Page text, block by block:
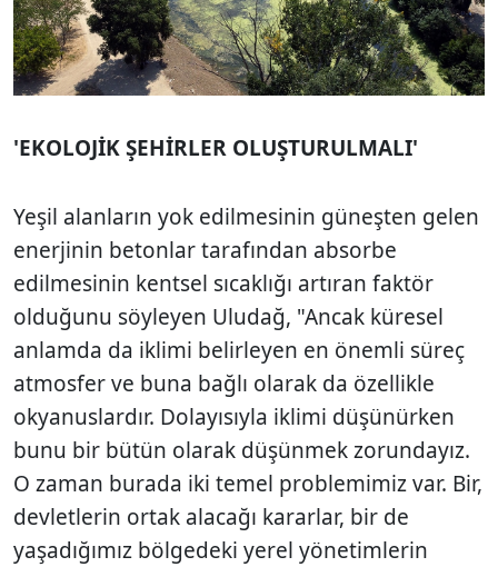
'EKOLOJİK ŞEHİRLER OLUŞTURULMALI'
Yeşil alanların yok edilmesinin güneşten gelen
enerjinin betonlar tarafından absorbe
edilmesinin kentsel sıcaklığı artıran faktör
olduğunu söyleyen Uludağ, "Ancak küresel
anlamda da iklimi belirleyen en önemli süreç
atmosfer ve buna bağlı olarak da özellikle
okyanuslardır. Dolayısıyla iklimi düşünürken
bunu bir bütün olarak düşünmek zorundayız.
O zaman burada iki temel problemimiz var. Bir,
devletlerin ortak alacağı kararlar, bir de
yaşadığımız bölgedeki yerel yönetimlerin